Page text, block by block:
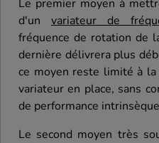
Le premier moyen à
d'un variateur de
fréquence de rotation de
dernière délivrera plus
ce moyen reste limité à
variateur en place, sans
de performance
Le second moyen très